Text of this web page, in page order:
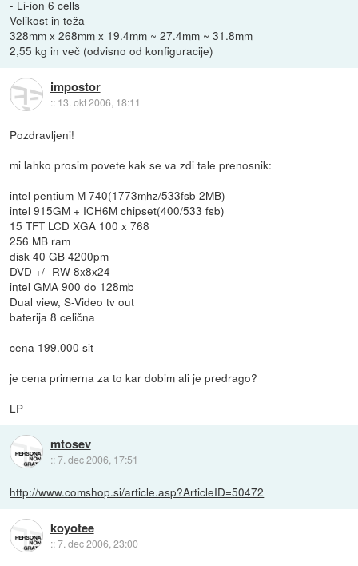
- Li-ion 6 cells
Velikost in teža
328mm x 268mm x 19.4mm ~ 27.4mm ~ 31.8mm
2,55 kg in več (odvisno od konfiguracije)
impostor
:: 13. okt 2006, 18:11
Pozdravljeni!
mi lahko prosim povete kak se va zdi tale prenosnik:
intel pentium M 740(1773mhz/533fsb 2MB)
intel 915GM + ICH6M chipset(400/533 fsb)
15 TFT LCD XGA 100 x 768
256 MB ram
disk 40 GB 4200pm
DVD +/- RW 8x8x24
intel GMA 900 do 128mb
Dual view, S-Video tv out
baterija 8 celična
cena 199.000 sit
je cena primerna za to kar dobim ali je predrago?
LP
mtosev
::7. dec 2006, 17:51
http://www.comshop.si/article.asp?ArticleID=50472
koyotee
::7. dec 2006, 23:00